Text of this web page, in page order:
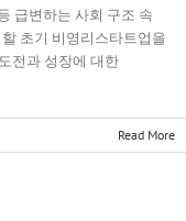
급변하는 사회 구조 속
초기 비영리스타트업을
전과 성장에 대한
Read More